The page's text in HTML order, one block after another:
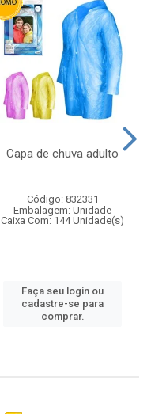
Capa de chuva adulto
Código: 832331
Embalagem: Unidade
Caixa Com: 144 Unidade(s)
Faça seu login ou
cadastre-se para
comprar.